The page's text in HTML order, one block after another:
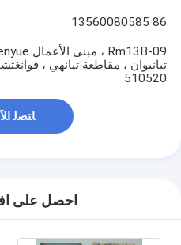
86 13560080585
تيانيوان ، مقاطعة تيانهي ،
510520
ﺎﺘﺼﻟ
احصل على